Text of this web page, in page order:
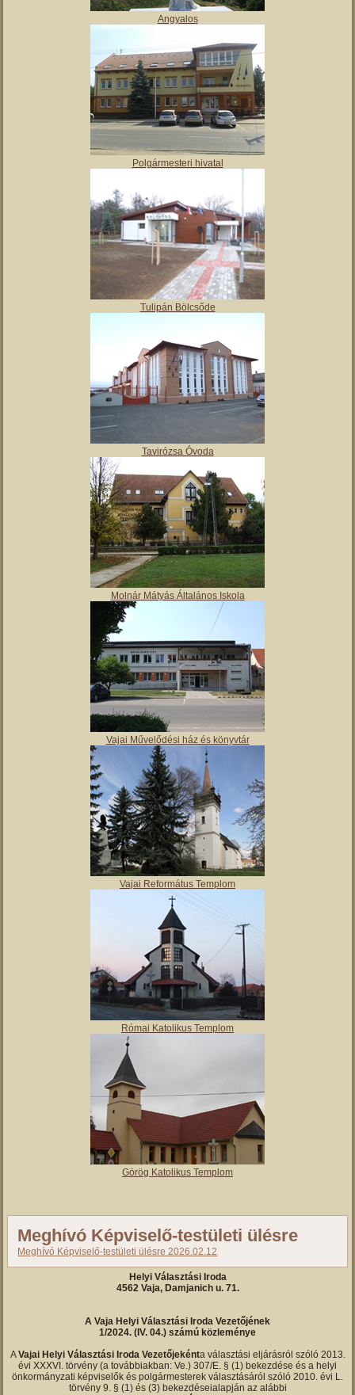
Angyalos
Polgármesteri hivatal
Tulipán Bölcsőde
Tavirózsa Óvoda
Molnár Mátyás Általános Iskola
Vajai Művelődési ház és könyvtár
Vajai Református Templom
Római Katolikus Templom
Görög Katolikus Templom
Meghívó Képviselő-testületi ülésre
Meghívó Képviselő-testületi ülésre 2026.02.12
Helyi Választási Iroda
4562 Vaja, Damjanich u. 71.
A Vaja Helyi Választási Iroda Vezetőjének
1/2024. (IV. 04.) számú közleménye
AVajai Helyi Választási Iroda Vezetőjekénta választási eljárásról szóló 2013.
évi XXXVI. törvény (a továbbiakban: Ve.) 307/E. § (1) bekezdése és a helyi
önkormányzati képviselők és polgármesterek választásáról szóló 2010. évi L.
törvény 9. § (1) és (3) bekezdéseialapján az alábbi